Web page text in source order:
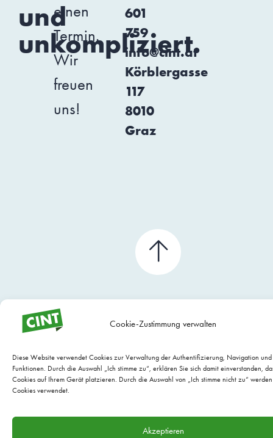
Cookie-Zustimmung verwalten
Diese Website verwendet Cookies zur Verwaltung der Authentifizierung, Navigation
Funktionen. Durch die Auswahl „Ich stimme zu“, erklären Sie sich damit einverstanden,
Cookies auf Ihrem Gerät platzieren. Durch die Auswahl von „Ich stimme nicht zu“
Cookies verwendet.
Akzeptieren
und
unkompliziert.
einen
Termin.
Wir
freuen
uns!
Körblergasse
117
8010
Graz
601
759
info@cint.at